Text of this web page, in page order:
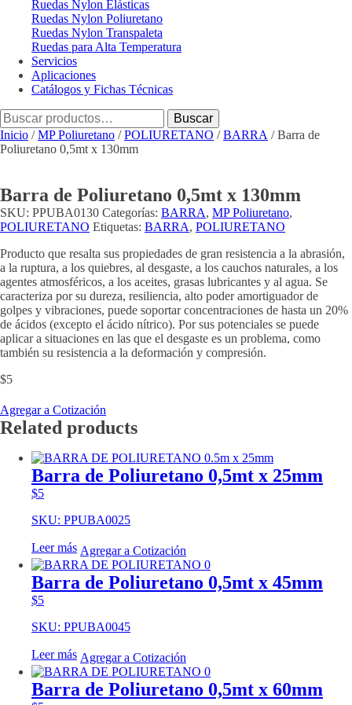
Ruedas Nylon Elásticas
Ruedas Nylon Poliuretano
Ruedas Nylon Transpaleta
Ruedas para Alta Temperatura
Servicios
Aplicaciones
Catálogos y Fichas Técnicas
Buscar
por:
Buscar
Inicio /MP Poliuretano /POLIURETANO /BARRA / Barra de
Poliuretano 0,5mt x 130mm
Barra de Poliuretano 0,5mt x 130mm
SKU: PPUBA0130 Categorías: BARRA, MP Poliuretano,
POLIURETANO Etiquetas: BARRA, POLIURETANO
Producto que resalta sus propiedades de gran resistencia a la abrasión,
a la ruptura, a los quiebres, al desgaste, a los cauchos naturales, a los
agentes atmosféricos, a los aceites, grasas lubricantes y al agua. Se
caracteriza por su dureza, resiliencia, alto poder amortiguador de
golpes y vibraciones, puede soportar concentraciones de hasta un 20%
de ácidos (excepto el ácido nítrico). Por sus potenciales se puede
aplicar a situaciones en las que el desgaste es un problema, como
también su resistencia a la deformación y compresión.
$5
Agregar a Cotización
Related products
Barra de Poliuretano 0,5mt x 25mm
$5
SKU: PPUBA0025
Leer más Agregar a Cotización
Barra de Poliuretano 0,5mt x 45mm
$5
SKU: PPUBA0045
Leer más Agregar a Cotización
Barra de Poliuretano 0,5mt x 60mm